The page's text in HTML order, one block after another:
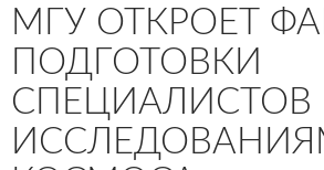
МГУ ОТКРОЕТ
ПОДГОТОВКИ
СПЕЦИАЛИСТОВ